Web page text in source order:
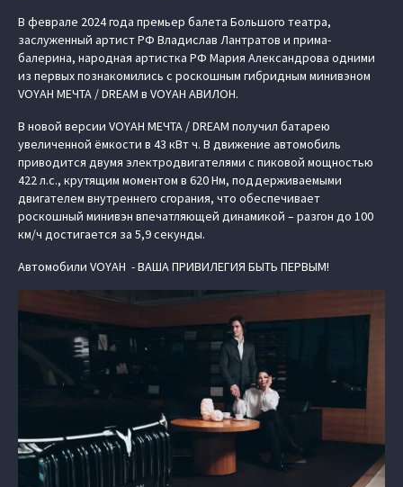
В феврале 2024 года премьер балета Большого театра,
заслуженный артист РФ Владислав Лантратов и прима-
балерина, народная артистка РФ Мария Александрова одними
из первых познакомились с роскошным гибридным минивэном
VOYAH МЕЧТА / DREAM в VOYAH АВИЛОН.
В новой версии VOYAH МЕЧТА / DREAM получил батарею
увеличенной ёмкости в 43 кВт ч. В движение автомобиль
приводится двумя электродвигателями с пиковой мощностью
422 л.с., крутящим моментом в 620 Нм, поддерживаемыми
двигателем внутреннего сгорания, что обеспечивает
роскошный минивэн впечатляющей динамикой – разгон до 100
км/ч достигается за 5,9 секунды.
Автомобили VOYAH - ВАША ПРИВИЛЕГИЯ БЫТЬ ПЕРВЫМ!